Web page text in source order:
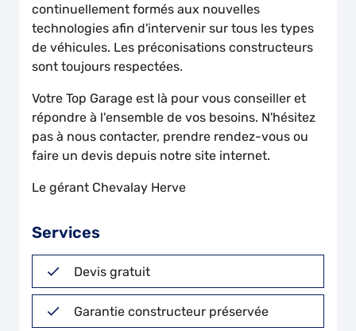
continuellement formés aux nouvelles
technologies afin d'intervenir sur tous les types
de véhicules. Les préconisations constructeurs
sont toujours respectées.
Votre Top Garage est là pour vous conseiller et
répondre à l'ensemble de vos besoins. N'hésitez
pas à nous contacter, prendre rendez-vous ou
faire un devis depuis notre site internet.
Le gérant Chevalay Herve
Services
Devis gratuit
Garantie constructeur préservée